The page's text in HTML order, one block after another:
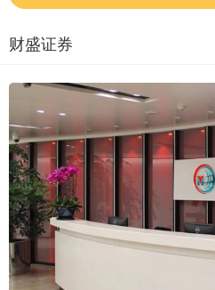
财盛证券